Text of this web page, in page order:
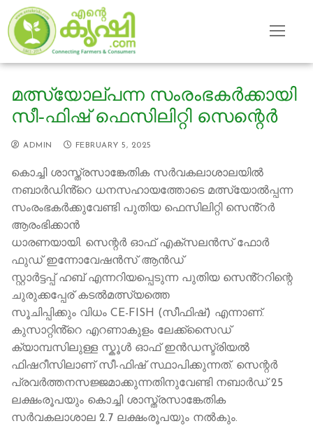
Skip
to
content
മത്സ്യോല്പന്ന സംരംഭകർക്കായി
സീ-ഫിഷ് ഫെസിലിറ്റി സെന്റെർ
ADMIN FEBRUARY 5, 2025
കൊച്ചി ശാസ്ത്രസാങ്കേതിക സർവകലാശാലയിൽ
നബാർഡിൻ്റെ ധനസഹായത്തോടെ മത്സ്യോൽപ്പന്ന
സംരംഭകർക്കുവേണ്ടി പുതിയ ഫെസിലിറ്റി സെൻ്റർ
ആരംഭിക്കാൻ
ധാരണയായി. സെന്റർ ഓഫ് എക്സലൻസ് ഫോർ
ഫുഡ് ഇന്നോവേഷൻസ് ആൻഡ്
സ്റ്റാർട്ടപ്പ് ഹബ് എന്നറിയപ്പെടുന്ന പുതിയ സെൻ്ററിന്റെ
ചുരുക്കപ്പേര് കടൽമത്സ്യത്തെ
സൂചിപ്പിക്കും വിധം CE-FISH (സീഫിഷ്) എന്നാണ്.
കുസാറ്റിൻ്റെ എറണാകുളം ലേക്ക്സൈഡ്
ക്യാമ്പസിലുള്ള സ്കൂൾ ഓഫ് ഇൻഡസ്ട്രിയൽ
ഫിഷറീസിലാണ് സീ-ഫിഷ് സ്ഥാപിക്കുന്നത്. സെന്റർ
പ്രവർത്തനസജ്ജമാക്കുന്നതിനുവേണ്ടി നബാർഡ് 25
ലക്ഷംരൂപയും കൊച്ചി ശാസ്ത്രസാങ്കേതിക
സർവകലാശാല 2.7 ലക്ഷംരൂപയും നൽകും.